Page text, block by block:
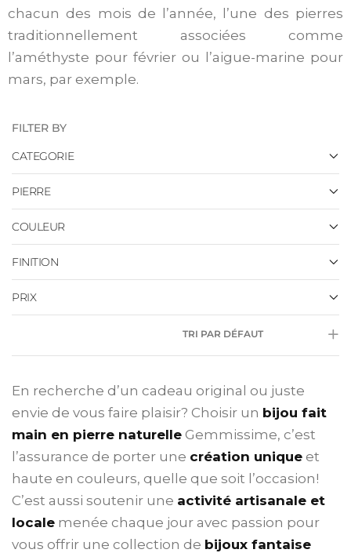
chacun des mois de l’année, l’une des pierres
traditionnellement associées comme
l’améthyste pour février ou l’aigue-marine pour
mars, par exemple.
FILTER BY
CATEGORIE
PIERRE
COULEUR
FINITION
PRIX
TRI PAR DÉFAUT
En recherche d’un cadeau original ou juste
envie de vous faire plaisir? Choisir un bijou fait
main en pierre naturelle Gemmissime, c’est
l’assurance de porter une création unique et
haute en couleurs, quelle que soit l’occasion!
C’est aussi soutenir une activité artisanale et
locale menée chaque jour avec passion pour
vous offrir une collection de bijoux fantaise